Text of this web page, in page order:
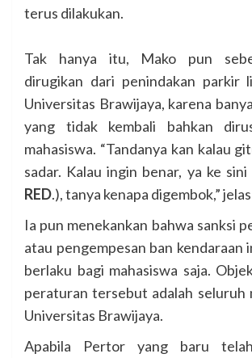
terus dilakukan.
Tak hanya itu, Mako pun
dirugikan dari penindakan parkir
Universitas Brawijaya, karena
yang tidak kembali bahkan
mahasiswa. “Tandanya kan kalau
sadar. Kalau ingin benar, ya ke
RED.), tanya kenapa digembok,”
Ia pun menekankan bahwa sanksi
atau pengempesan ban kendaraan
berlaku bagi mahasiswa saja.
peraturan tersebut adalah seluruh
Universitas Brawijaya.
Apabila Pertor yang baru